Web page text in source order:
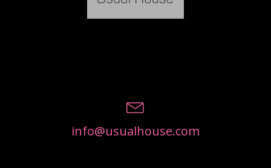
info@usualhouse.com